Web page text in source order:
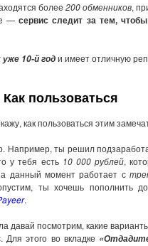
более 200 обменников,
—сервис следит за тем,
уже 10-й годи имеет отличную
Как пользоваться
как пользоваться этим
Например, ты решил
у тебя есть 10 000 рублей,
данный момент работает с
ты хочешь пополнить
.
давай посмотрим, какие
Для этого во вкладке